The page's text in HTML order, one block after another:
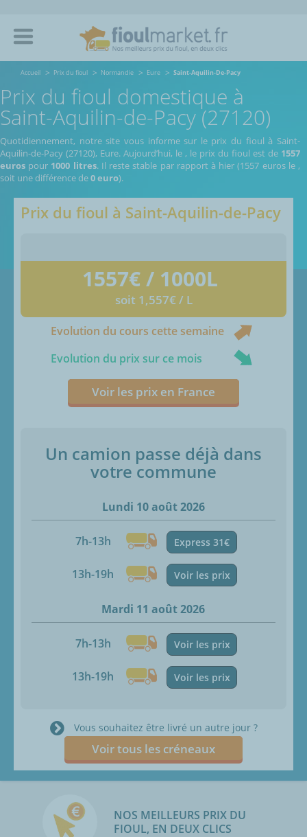
Accueil Prix du fioul Normandie Eure Saint-Aquilin-De-Pacy
Prix du fioul domestique à
Saint-Aquilin-de-Pacy (27120)
Quotidiennement, notre site vous informe sur le prix du fioul à Saint-
Aquilin-de-Pacy (27120), Eure. Aujourd’hui, le , le prix du fioul est de 1557
euros pour 1000 litres. Il reste stable par rapport à hier (1557 euros le,
soit une différence de0 euro).
Prix du fioul à Saint-Aquilin-de-Pacy
1557€ / 1000L
soit 1,557€ / L
Evolution du cours cette semaine
Evolution du prix sur ce mois
Voir les prix en France
Un camion passe déjà dans
votre commune
Lundi 10 août 2026
7h-13h Express 31€
13h-19h Voir les prix
Mardi 11 août 2026
7h-13h Voir les prix
13h-19h Voir les prix
Vous souhaitez être livré un autre jour ?
Voir tous les créneaux
NOS MEILLEURS PRIX DU
FIOUL, EN DEUX CLICS